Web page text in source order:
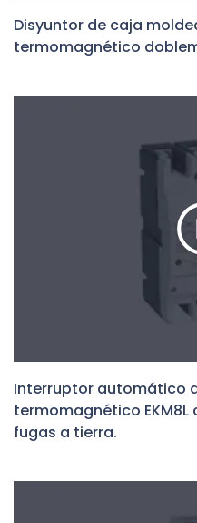
Disyuntor de caja
termomagnético
Interruptor automático
termomagnético
fugas a tierra.